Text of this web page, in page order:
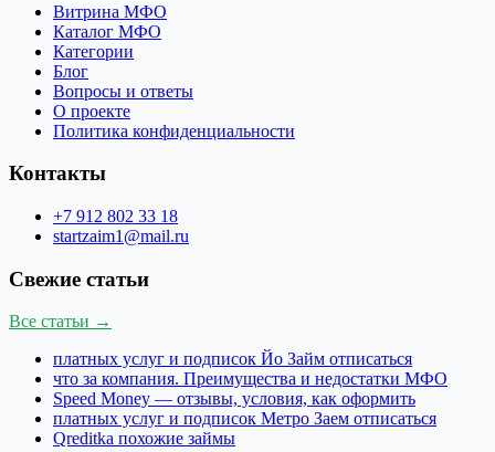
Витрина МФО
Каталог МФО
Категории
Блог
Вопросы и ответы
О проекте
Политика конфиденциальности
Контакты
+7 912 802 33 18
startzaim1@mail.ru
Свежие статьи
Все статьи →
платных услуг и подписок Йо Займ отписаться
что за компания. Преимущества и недостатки МФО
Speed Money — отзывы, условия, как оформить
платных услуг и подписок Метро Заем отписаться
Qreditka похожие займы